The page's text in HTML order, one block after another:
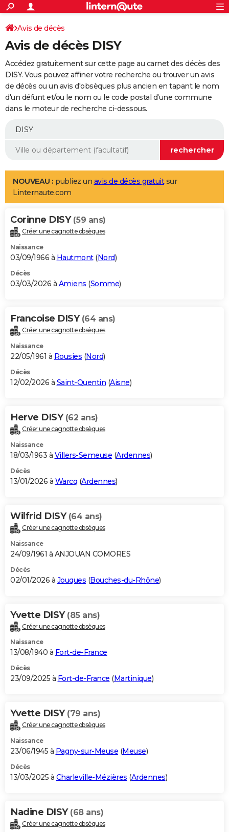
ACTUALITÉS
Politique
Société
Faits Divers
Education
Monde
Villes
+
SPORT
Coupe du monde 2026
Football
Tennis
Cyclisme
Rugby
Forum
Programme TV
TNT
Streaming
Cinéma
Sorties cinéma
Musique
+
FINANCE
Retraite
Impôts
Epargne
Immobilier
Risques naturels par ville
Banque
Assurance
Crédit
AUTO
Essais
Réserver un essai
Citadines
Berlines
SUV
Forum auto
+
Mobiles
Meilleur smartphone
Internet
Ordinateurs
Jeux vidéo
Guide high-tech
Aménagement intérieur
LIFESTYLE
Art de vivre
Bien-être
Loisirs
Mode
Modes de vie
Alimentation
Guide de la santé
Maladies
Médicaments
Sommeil
VOYAGE
Destinations
City break
Voyage nature
Voyage de noces
Forum
Climat
+PHOTO
GUIDES D'ACHAT
BONS PLANS
Carte de Noël
Carte Bonne année
Carte Saint-Valentin
Carte Pâques
Carte d'anniversaire
DICTIONNAIRE
Dictionnaire
Biographies
Citations
Expressions
Proverbes
PROGRAMME TV
S'inscrire
Se connecter
Lycées
Collèges
Primaires
Universités
Entreprises
Service militaire
Avis de recherche
AVIS DE DÉCÈS
Bricolage
Lifestyle
Culture
Sport
Auto
Television
Voyage
Cinema
Avis de décès
Avis de décès DISY
Accédez gratuitement sur cette page au carnet des décès des
DISY. Vous pouvez affiner votre recherche ou trouver un avis
de décès ou un avis d'obsèques plus ancien en tapant le nom
d'un défunt et/ou le nom ou le code postal d'une commune
dans le moteur de recherche ci-dessous.
NOUVEAU : publiez un avis de décès gratuitsur
Linternaute.com
Corinne DISY (59 ans)
Créer une cagnotte obsèques
Naissance
03/09/1966 à Hautmont(Nord)
Décès
03/03/2026 à Amiens (Somme)
Francoise DISY (64 ans)
Créer une cagnotte obsèques
Naissance
22/05/1961 à Rousies (Nord)
Décès
12/02/2026 à Saint-Quentin (Aisne)
Herve DISY (62 ans)
Créer une cagnotte obsèques
Naissance
18/03/1963 à Villers-Semeuse (Ardennes)
Décès
13/01/2026 à Warcq (Ardennes)
Wilfrid DISY (64 ans)
Créer une cagnotte obsèques
Naissance
24/09/1961 à ANJOUAN COMORES
Décès
02/01/2026 à Jouques (Bouches-du-Rhône)
Yvette DISY (85 ans)
Créer une cagnotte obsèques
Naissance
13/08/1940 à Fort-de-France
Décès
23/09/2025 à Fort-de-France (Martinique)
Yvette DISY (79 ans)
Créer une cagnotte obsèques
Naissance
23/06/1945 à Pagny-sur-Meuse (Meuse)
Décès
13/03/2025 à Charleville-Mézières (Ardennes)
Nadine DISY (68 ans)
Créer une cagnotte obsèques